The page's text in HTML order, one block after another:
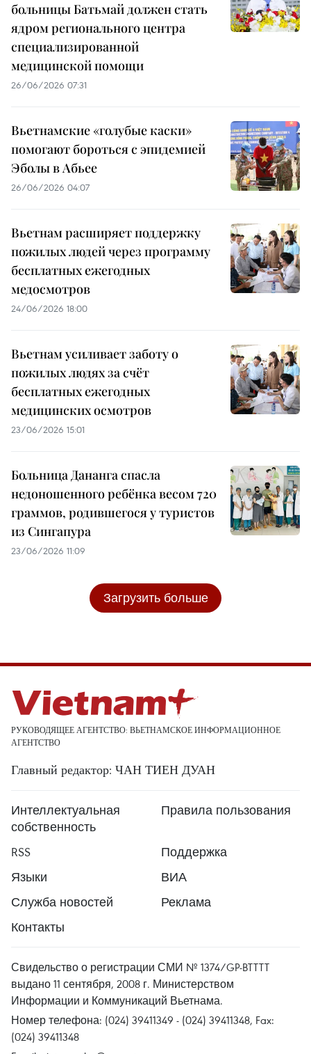
больницы Батьмай должен стать
ядром регионального центра
специализированной
медицинской помощи
26/06/2026 07:31
Вьетнамские «голубые каски»
помогают бороться с эпидемией
Эболы в Абьее
26/06/2026 04:07
Вьетнам расширяет поддержку
пожилых людей через программу
бесплатных ежегодных
медосмотров
24/06/2026 18:00
Вьетнам усиливает заботу о
пожилых людях за счёт
бесплатных ежегодных
медицинских осмотров
23/06/2026 15:01
Больница Дананга спасла
недоношенного ребёнка весом 720
граммов, родившегося у туристов
из Сингапура
23/06/2026 11:09
Загрузить больше
РУКОВОДЯЩЕЕ АГЕНТСТВО: ВЬЕТНАМСКОЕ ИНФОРМАЦИОННОЕ
АГЕНТСТВО
Главный редактор: ЧАН ТИЕН ДУАН
Интеллектуальная
собственность
Правила пользования
RSS
Поддержка
Языки
ВИА
Служба новостей
Реклама
Контакты
Свидельство о регистрации СМИ № 1374/GP-BTTTT
выдано 11 сентября, 2008 г. Министерством
Информации и Коммуникаций Вьетнама.
Номер телефона: (024) 39411349 - (024) 39411348, Fax:
(024) 39411348